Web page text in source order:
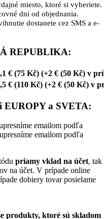
miesto, ktoré si vyberiete.
dni od objednania.
dostanete cez SMS a e-
REPUBLIKA:
€ (75 Kč) (+2 € (50 Kč) v
€ (110 Kč) (+2 € (50 Kč) v
EUROPY a SVETA:
emailom podľa
emailom podľa
priamy vklad na účet, tak
na účet. V prípade online
dobiery tovar posielame
produkty, ktoré sú skladom